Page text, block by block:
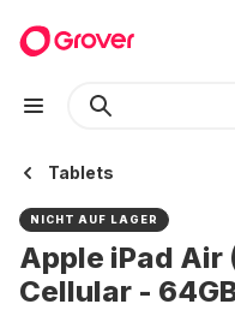
Tablets
NICHT AUF LAGER
Apple iPad Air
Cellular -